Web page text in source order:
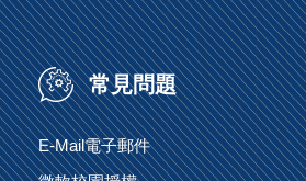
常見問題
E-Mail電子郵件